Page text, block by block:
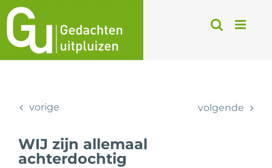
Ga
naar
inhoud
vorige volgende
WIJ zijn allemaal
achterdochtig